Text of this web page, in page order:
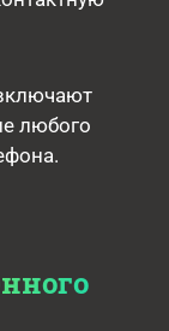
любого